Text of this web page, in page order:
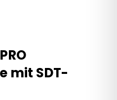
mit SDT-